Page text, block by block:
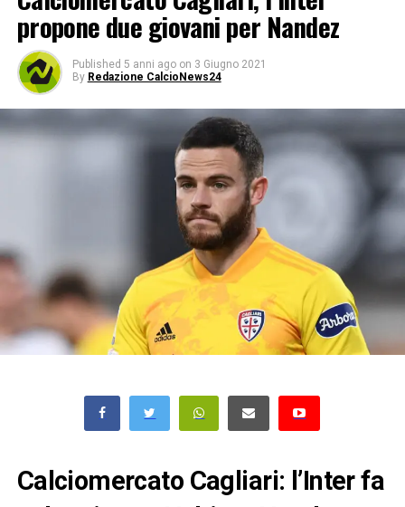
propone due giovani per Nandez
Published 5 anni ago on 3 Giugno 2021
By Redazione CalcioNews24
Calciomercato Cagliari: l’Inter fa